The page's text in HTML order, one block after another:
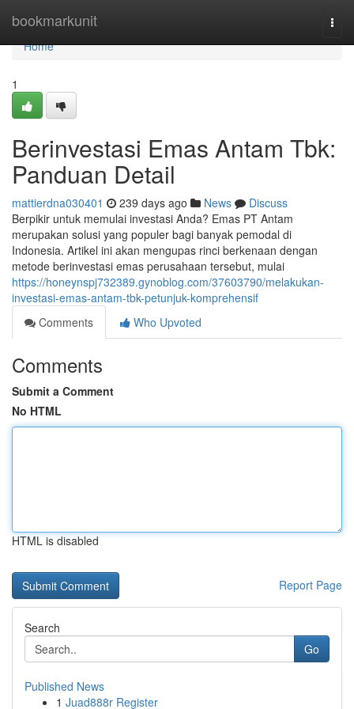
bookmarkunit
Home
Home
1
Berinvestasi Emas Antam Tbk:
Panduan Detail
mattierdna030401 239 days ago News
Discuss
Berpikir untuk memulai investasi Anda? Emas PT Antam
merupakan solusi yang populer bagi banyak pemodal di
Indonesia. Artikel ini akan mengupas rinci berkenaan dengan
metode berinvestasi emas perusahaan tersebut, mulai
https://honeynspj732389.gynoblog.com/37603790/melakukan-
investasi-emas-antam-tbk-petunjuk-komprehensif
Comments
Who Upvoted
Comments
Submit a Comment
No HTML
HTML is disabled
Report Page
Search
Go
Published News
1 Juad888r Register